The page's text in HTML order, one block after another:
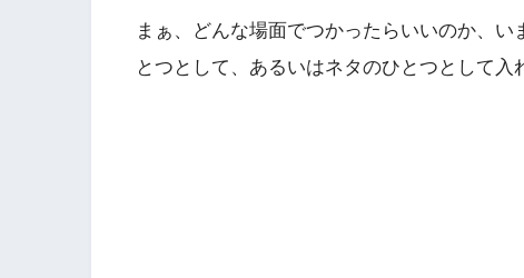
まぁ、どんな場面でつかったらいいのか、
とつとして、あるいはネタのひとつとして入